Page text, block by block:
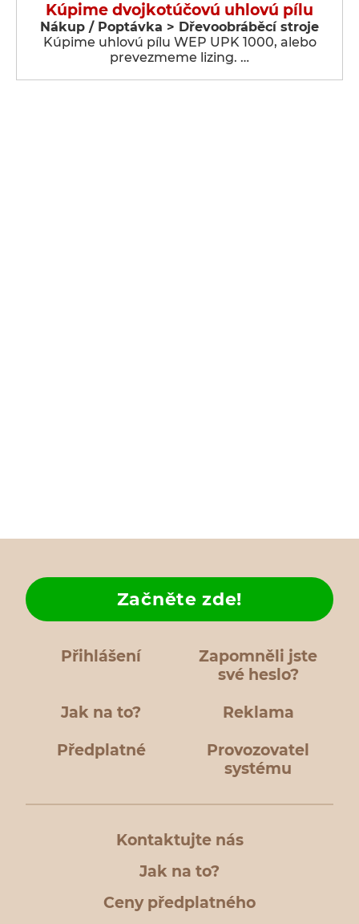
Kúpime dvojkotúčovú uhlovú pílu
Nákup / Poptávka > Dřevoobráběcí stroje
Kúpime uhlovú pílu WEP UPK 1000, alebo
prevezmeme lizing. …
Přihlášení
Zapomněli jste
své heslo?
Jak na to?
Začněte zde!
Reklama
Předplatné
Provozovatel
systému
Kontaktujte nás
Jak na to?
Ceny předplatného